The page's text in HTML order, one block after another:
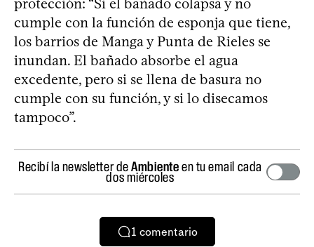
protección: “Si el bañado colapsa y no
cumple con la función de esponja que tiene,
los barrios de Manga y Punta de Rieles se
inundan. El bañado absorbe el agua
excedente, pero si se llena de basura no
cumple con su función, y si lo disecamos
tampoco”.
Recibí la newsletter deAmbienteen tu email cada
dos miércoles
1 comentario